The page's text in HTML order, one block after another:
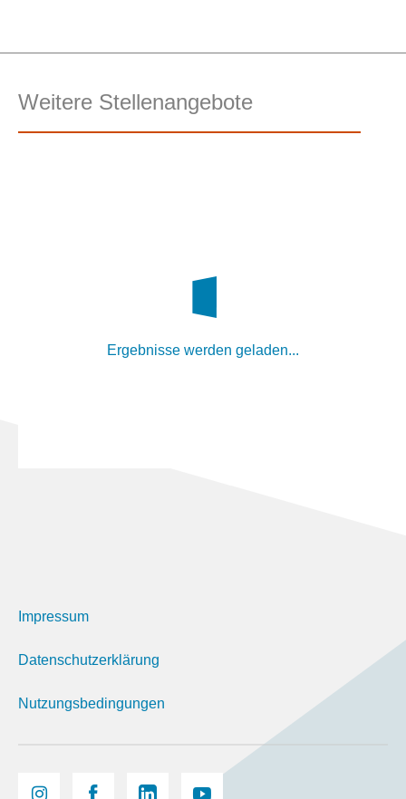
Weitere Stellenangebote
Ergebnisse werden geladen...
Impressum
Datenschutzerklärung
Nutzungsbedingungen